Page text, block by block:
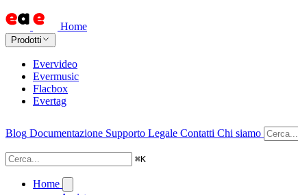
Home
Prodotti
Evervideo
Evermusic
Flacbox
Evertag
Blog Documentazione Supporto Legale Contatti Chi siamo
⌘K
Home